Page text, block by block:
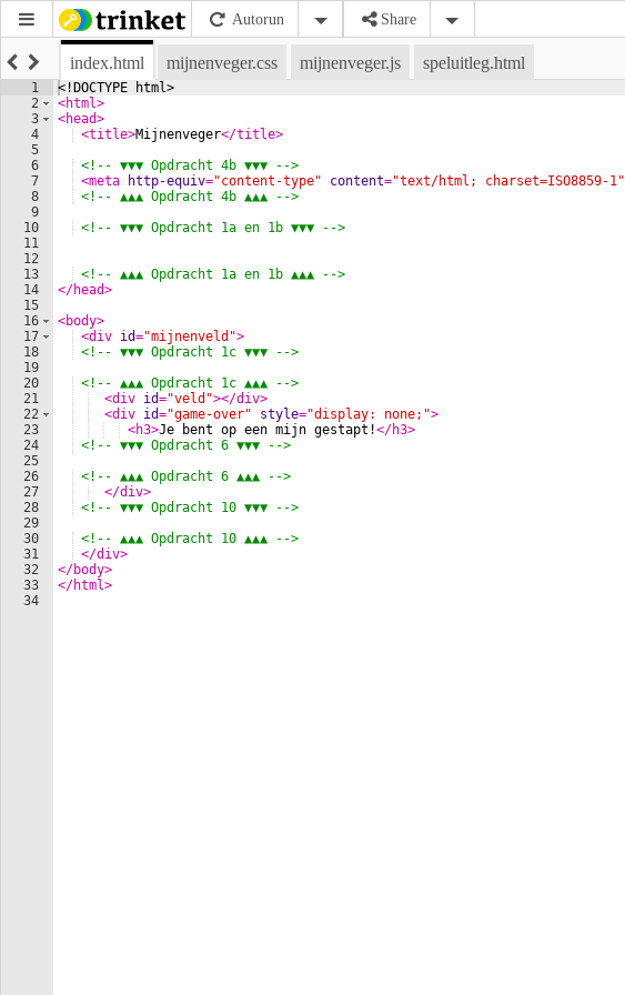
Autorun Share
index.html mijnenveger.css mijnenveger.js speluitleg.html
1
2
3
4
5
6
7
8
9
10
11
12
13
14
15
16
17
18
19
20
21
22
23
24
25
26
27
28
29
30
31
32
33
34
<! DOCTYPE html>
<html>
<head>
<title>Mijnenveger</title>
<!-- ▼▼▼ Opdracht 4b ▼▼▼
-->
<meta http-equiv="content-type" content="text/html; charset=ISO8859-1"
<!-- ▲▲▲ Opdracht 4b ▲▲▲
-->
<!-- ▼▼▼ Opdracht 1a en 1b ▼▼▼ -->
<!-- ▲▲▲ Opdracht 1a en 1b ▲▲▲
-->
</head>
<body>
<div id="mijnenveld">
<!-- ▼▼▼ Opdracht 1c ▼▼▼
-->
<!-- ▲▲▲ Opdracht 1c ▲▲▲
-->
<div id="veld"></div>
<div id="game-over" style="display: none;">
<h3>Je bent op een mijn gestapt!</h3>
<!-- ▼▼▼ Opdracht 6 ▼▼▼
-->
<!-- ▲▲▲ Opdracht 6 ▲▲▲
-->
</div>
<!-- ▼▼▼ Opdracht 10 ▼▼▼
-->
<!-- ▲▲▲ Opdracht 10 ▲▲▲
-->
</div>
</body>
</html>